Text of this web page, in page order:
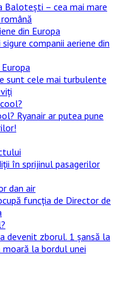
Balotești – cea mai mare
companii aeriene din
sunt cele mai turbulente
Ryanair ar putea pune
în sprijinul pasagerilor
funcția de Director de
devenit zborul. 1 șansă la
moară la bordul unei